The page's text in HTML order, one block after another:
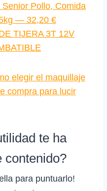
Pollo, Comida
— 32,20 €
TIJERA 3T 12V
elegir el maquillaje
compra para lucir
te ha
contenido?
para puntuarlo!